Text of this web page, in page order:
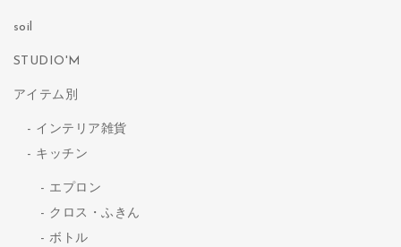
soil
STUDIO'M
アイテム別
インテリア雑貨
キッチン
エプロン
クロス・ふきん
ボトル